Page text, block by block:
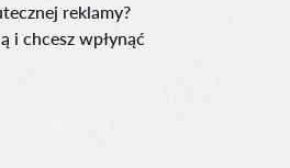
reklamy?
i chcesz wpłynąć